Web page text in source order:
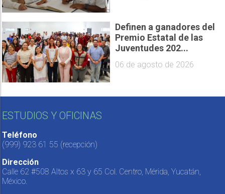
Definen a ganadores del
Premio Estatal de las
Juventudes 202...
06 de agosto de 2026
ESTUDIOS Y OFICINAS
Teléfono
(999) 923 61 55 (recepción)
Dirección
Calle 62 #508 Altos x 63 y 65 Col. Centro, Mérida, Yucatán,
México.